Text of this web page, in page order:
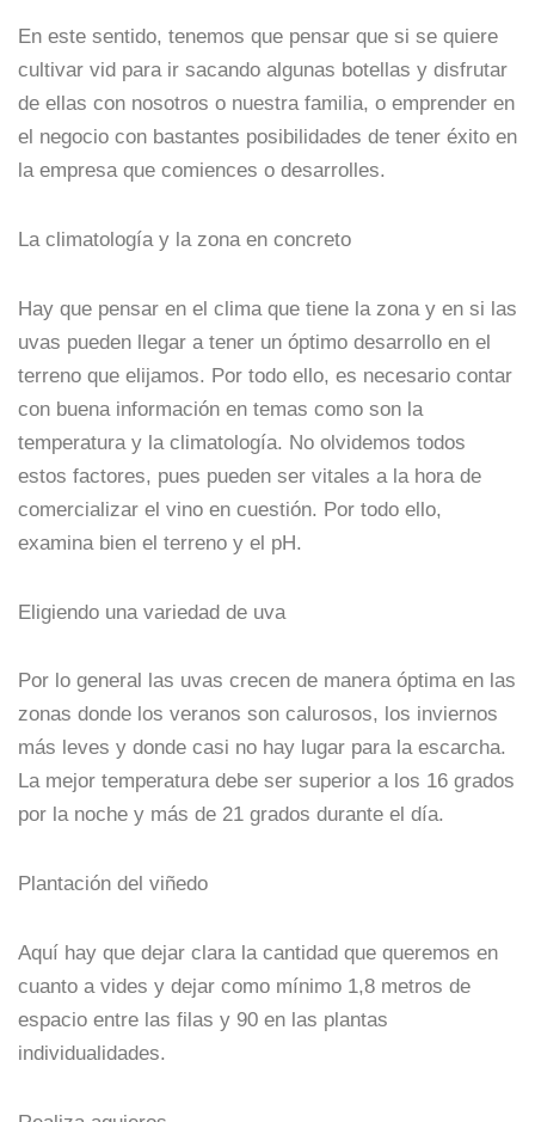
En este sentido, tenemos que pensar que si se quiere
cultivar vid para ir sacando algunas botellas y disfrutar
de ellas con nosotros o nuestra familia, o emprender en
el negocio con bastantes posibilidades de tener éxito en
la empresa que comiences o desarrolles.
La climatología y la zona en concreto
Hay que pensar en el clima que tiene la zona y en si las
uvas pueden llegar a tener un óptimo desarrollo en el
terreno que elijamos. Por todo ello, es necesario contar
con buena información en temas como son la
temperatura y la climatología. No olvidemos todos
estos factores, pues pueden ser vitales a la hora de
comercializar el vino en cuestión. Por todo ello,
examina bien el terreno y el pH.
Eligiendo una variedad de uva
Por lo general las uvas crecen de manera óptima en las
zonas donde los veranos son calurosos, los inviernos
más leves y donde casi no hay lugar para la escarcha.
La mejor temperatura debe ser superior a los 16 grados
por la noche y más de 21 grados durante el día.
Plantación del viñedo
Aquí hay que dejar clara la cantidad que queremos en
cuanto a vides y dejar como mínimo 1,8 metros de
espacio entre las filas y 90 en las plantas
individualidades.